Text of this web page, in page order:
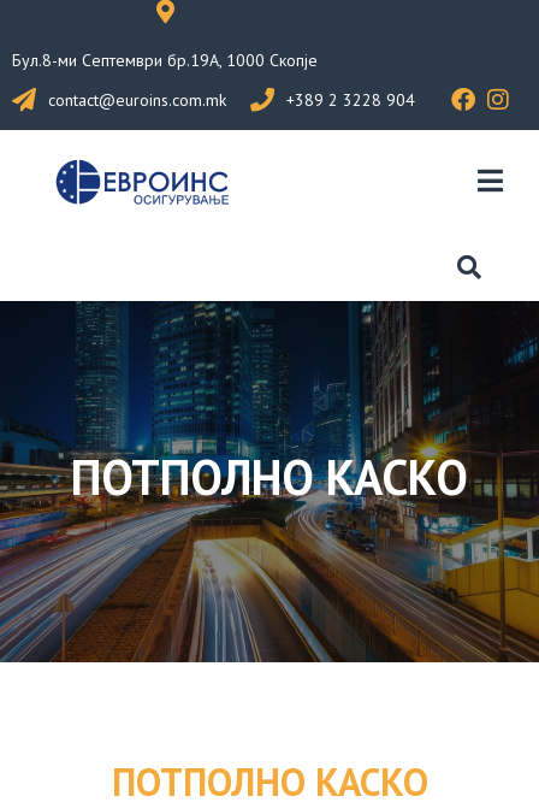
Бул.8-ми Септември бр.19А, 1000 Скопје
contact@euroins.com.mk
+389 2 3228 904
ПОТПОЛНО КАСКО
ПОТПОЛНО КАСКО